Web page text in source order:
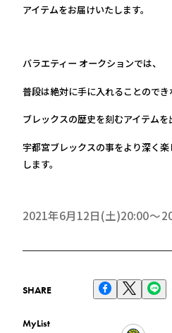
アイテムをお届けいたします。
バラエティー オークションでは、
普段は絶対に手に入れることのでき
ブレックスの歴史を刻むアイテムを
宇都宮ブレックスの事をより深く
します。
2021年6月12日(土)20:00
SHARE
MyList